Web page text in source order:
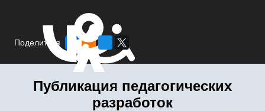
Поделиться
Публикация педагогических
разработок